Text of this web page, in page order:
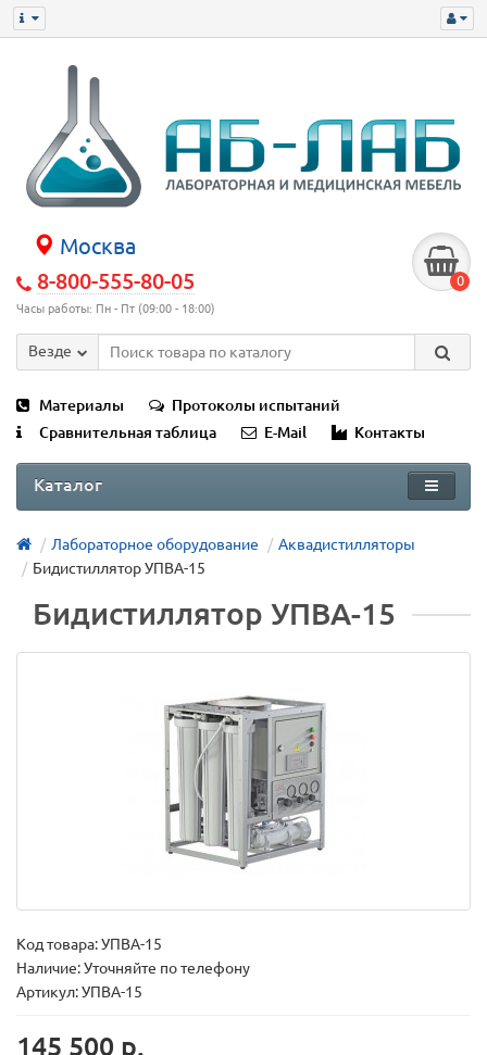
Москва
8-800-555-80-05
Часы работы: Пн - Пт (09:00 - 18:00)
0
Везде
Материалы
Протоколы испытаний
Сравнительная таблица
E-Mail Контакты
Каталог
Лабораторное оборудование
Аквадистилляторы
Бидистиллятор УПВА-15
Бидистиллятор УПВА-15
Код товара:УПВА-15
Наличие: Уточняйте по телефону
Артикул: УПВА-15
145 500 р.